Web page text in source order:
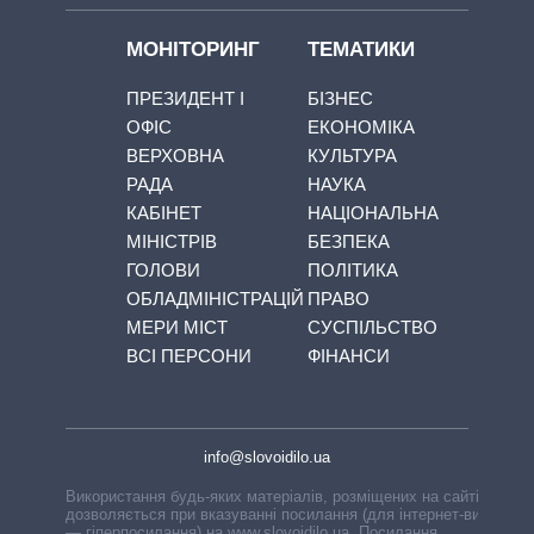
МОНІТОРИНГ
ПРЕЗИДЕНТ І
ОФІС
ВЕРХОВНА
РАДА
КАБІНЕТ
МІНІСТРІВ
ГОЛОВИ
ОБЛАДМІНІСТРАЦІЙ
МЕРИ МІСТ
ВСІ ПЕРСОНИ
ТЕМАТИКИ
БІЗНЕС
ЕКОНОМІКА
КУЛЬТУРА
НАУКА
НАЦІОНАЛЬНА
БЕЗПЕКА
ПОЛІТИКА
ПРАВО
СУСПІЛЬСТВО
ФІНАНСИ
info@slovoidilo.ua
Використання будь-яких матеріалів, розміщених на сайті,
дозволяється при вказуванні посилання (для інтернет-видань